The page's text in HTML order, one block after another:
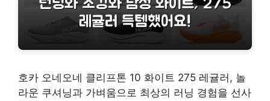
호카 오네오네 클리프톤 10 화이트 275 레귤러, 놀
라운 쿠셔닝과 가벼움으로 최상의 러닝 경험을 선사